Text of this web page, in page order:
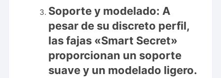
Soporte y modelado: A
pesar de su discreto perfil,
las fajas «Smart Secret»
proporcionan un soporte
suave y un modelado ligero.